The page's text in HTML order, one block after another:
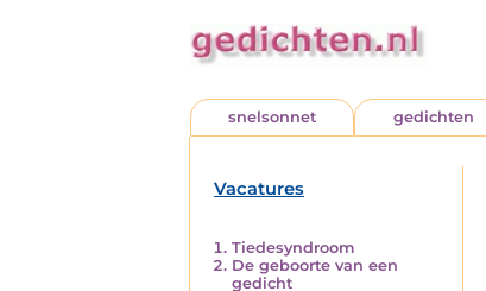
snelsonnet gedichten
Vacatures
Tiedesyndroom
De geboorte van een
gedicht